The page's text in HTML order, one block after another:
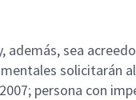
sea
solicitarán
persona con